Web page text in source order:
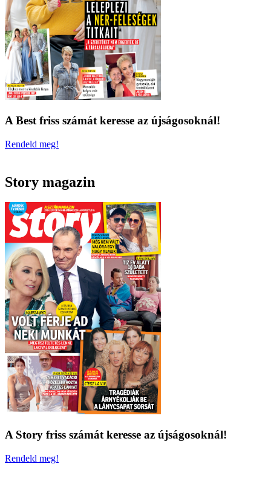
A Best friss számát keresse az újságosoknál!
Rendeld meg!
Story magazin
A Story friss számát keresse az újságosoknál!
Rendeld meg!